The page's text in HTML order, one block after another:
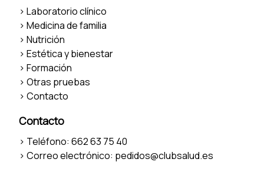
> Laboratorio clínico
> Medicina de familia
> Nutrición
> Estética y bienestar
> Formación
> Otras pruebas
> Contacto
Contacto
> Teléfono: 662 63 75 40
> Correo electrónico: pedidos@clubsalud.es